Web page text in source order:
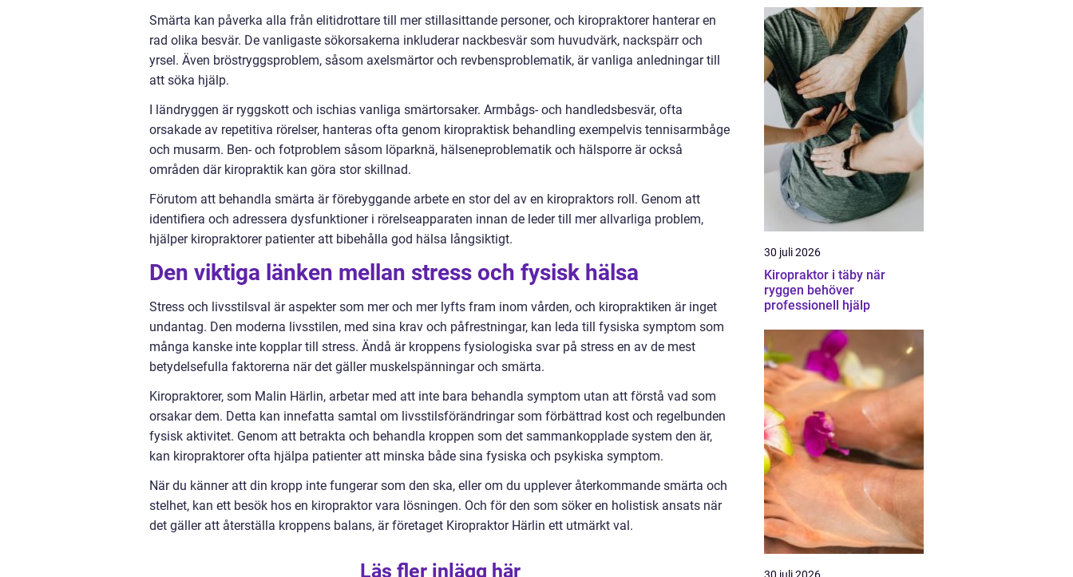
Smärta kan påverka alla från elitidrottare till mer stillasittande personer, och kiropraktorer hanterar en
rad olika besvär. De vanligaste sökorsakerna inkluderar nackbesvär som huvudvärk, nackspärr och
yrsel. Även bröstryggsproblem, såsom axelsmärtor och revbensproblematik, är vanliga anledningar till
att söka hjälp.
I ländryggen är ryggskott och ischias vanliga smärtorsaker. Armbågs- och handledsbesvär, ofta
orsakade av repetitiva rörelser, hanteras ofta genom kiropraktisk behandling exempelvis tennisarmbåge
och musarm. Ben- och fotproblem såsom löparknä, hälseneproblematik och hälsporre är också
områden där kiropraktik kan göra stor skillnad.
Förutom att behandla smärta är förebyggande arbete en stor del av en kiropraktors roll. Genom att
identifiera och adressera dysfunktioner i rörelseapparaten innan de leder till mer allvarliga problem,
hjälper kiropraktorer patienter att bibehålla god hälsa långsiktigt.
Den viktiga länken mellan stress och fysisk hälsa
Stress och livsstilsval är aspekter som mer och mer lyfts fram inom vården, och kiropraktiken är inget
undantag. Den moderna livsstilen, med sina krav och påfrestningar, kan leda till fysiska symptom som
många kanske inte kopplar till stress. Ändå är kroppens fysiologiska svar på stress en av de mest
betydelsefulla faktorerna när det gäller muskelspänningar och smärta.
Kiropraktorer, som Malin Härlin, arbetar med att inte bara behandla symptom utan att förstå vad som
orsakar dem. Detta kan innefatta samtal om livsstilsförändringar som förbättrad kost och regelbunden
fysisk aktivitet. Genom att betrakta och behandla kroppen som det sammankopplade system den är,
kan kiropraktorer ofta hjälpa patienter att minska både sina fysiska och psykiska symptom.
När du känner att din kropp inte fungerar som den ska, eller om du upplever återkommande smärta och
stelhet, kan ett besök hos en kiropraktor vara lösningen. Och för den som söker en holistisk ansats när
det gäller att återställa kroppens balans, är företaget Kiropraktor Härlin ett utmärkt val.
Läs fler inlägg här
30 juli 2026
Kiropraktor i täby när
ryggen behöver
professionell hjälp